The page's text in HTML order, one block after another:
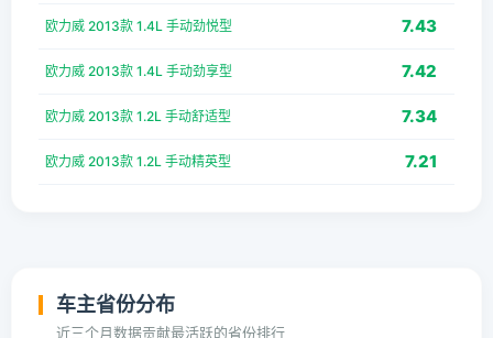
欧力威 2013款 1.4L 手动劲悦型 7.43
欧力威 2013款 1.4L 手动劲享型 7.42
欧力威 2013款 1.2L 手动舒适型 7.34
欧力威 2013款 1.2L 手动精英型 7.21
车主省份分布
近三个月数据贡献最活跃的省份排行